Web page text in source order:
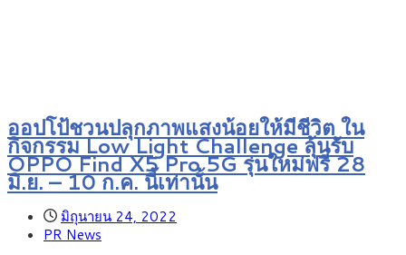
ออปโป้ชวนปลุกภาพแสงน้อยให้มีชีวิต ใน
กิจกรรม Low Light Challenge ลุ้นรับ
OPPO Find X5 Pro 5G รุ่นใหม่ฟรี 28
มิ.ย. – 10 ก.ค. นี้เท่านั้น
มิถุนายน 24, 2022
PR News